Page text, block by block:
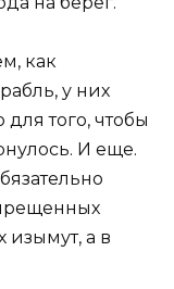
как
у них
для того, чтобы
И еще.
изымут, а в